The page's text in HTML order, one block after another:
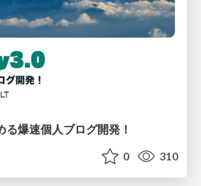
爆速個人ブログ開発！
0 310